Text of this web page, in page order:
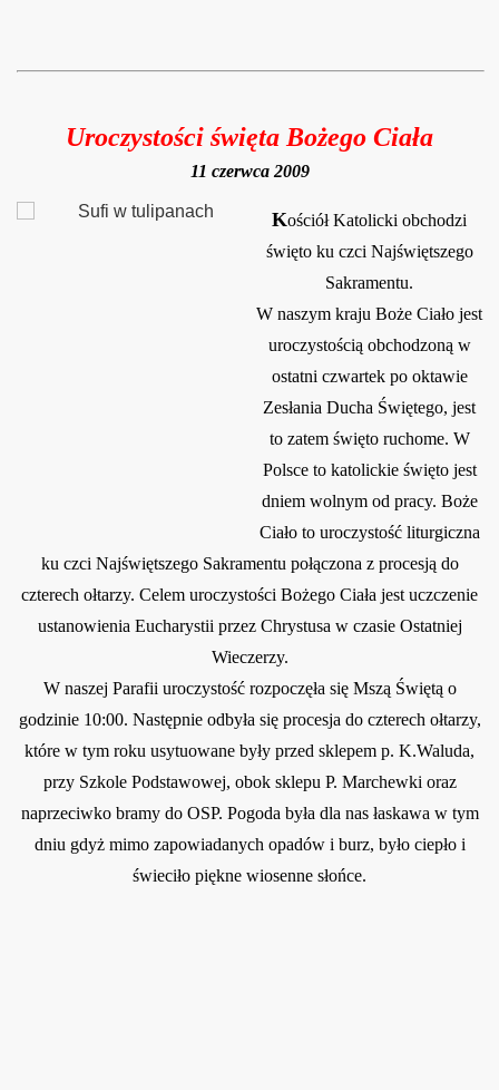
Uroczystości święta Bożego Ciała
11 czerwca 2009
Kościół Katolicki obchodzi
święto ku czci Najświętszego
Sakramentu.
W naszym kraju Boże Ciało jest
uroczystością obchodzoną w
ostatni czwartek po oktawie
Zesłania Ducha Świętego, jest
to zatem święto ruchome. W
Polsce to katolickie święto jest
dniem wolnym od pracy. Boże
Ciało to uroczystość liturgiczna
ku czci Najświętszego Sakramentu połączona z procesją do
czterech ołtarzy. Celem uroczystości Bożego Ciała jest uczczenie
ustanowienia Eucharystii przez Chrystusa w czasie Ostatniej
Wieczerzy.
W naszej Parafii uroczystość rozpoczęła się Mszą Świętą o
godzinie 10:00. Następnie odbyła się procesja do czterech ołtarzy,
które w tym roku usytuowane były przed sklepem p. K.Waluda,
przy Szkole Podstawowej, obok sklepu P. Marchewki oraz
naprzeciwko bramy do OSP. Pogoda była dla nas łaskawa w tym
dniu gdyż mimo zapowiadanych opadów i burz, było ciepło i
świeciło piękne wiosenne słońce.